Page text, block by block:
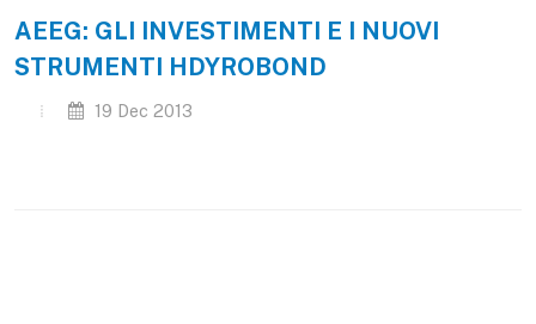
AEEG: GLI INVESTIMENTI E I NUOVI
STRUMENTI HDYROBOND
19 Dec 2013